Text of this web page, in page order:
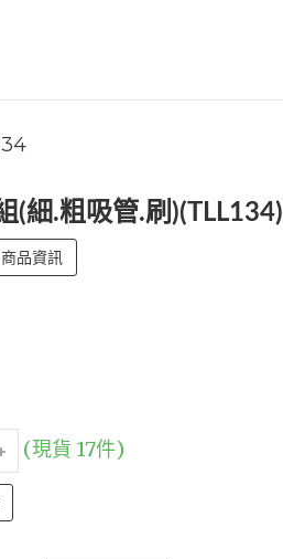
(細.粗吸管.刷)(TLL134)
商品資訊
(現貨 17件)